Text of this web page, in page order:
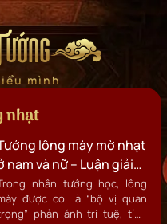
mình
nhạt
lông mày mờ nhạt
nam và nữ – Luận giải
mệnh và cách cải
nhân tướng học, lông
được coi là “bộ vị quan
phản ánh trí tuệ, tính